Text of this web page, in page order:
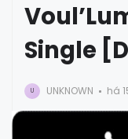
Single
U UNKNOWN há